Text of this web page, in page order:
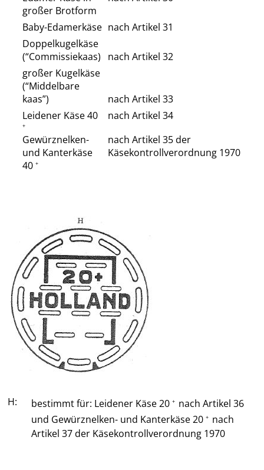
großer Brotform
Baby-Edamerkäse nach Artikel 31
Doppelkugelkäse
(“Commissiekaas)
nach Artikel 32
großer Kugelkäse
(“Middelbare
kaas”)
nach Artikel 33
Leidener Käse 40
+
nach Artikel 34
Gewürznelken-
und Kanterkäse
40 +
nach Artikel 35 der
Käsekontrollverordnung 1970
H: bestimmt für: Leidener Käse 20+ nach Artikel 36
und Gewürznelken- und Kanterkäse 20+ nach
Artikel 37 der Käsekontrollverordnung 1970